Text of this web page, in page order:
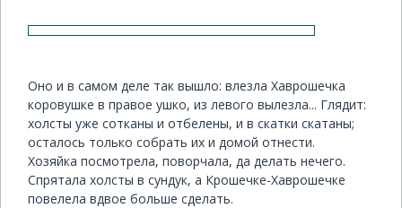
Оно и в самом деле так вышло: влезла Хаврошечка
коровушке в правое ушко, из левого вылезла... Глядит:
холсты уже сотканы и отбелены, и в скатки скатаны;
осталось только собрать их и домой отнести.
Хозяйка посмотрела, поворчала, да делать нечего.
Спрятала холсты в сундук, а Крошечке-Хаврошечке
повелела вдвое больше сделать.